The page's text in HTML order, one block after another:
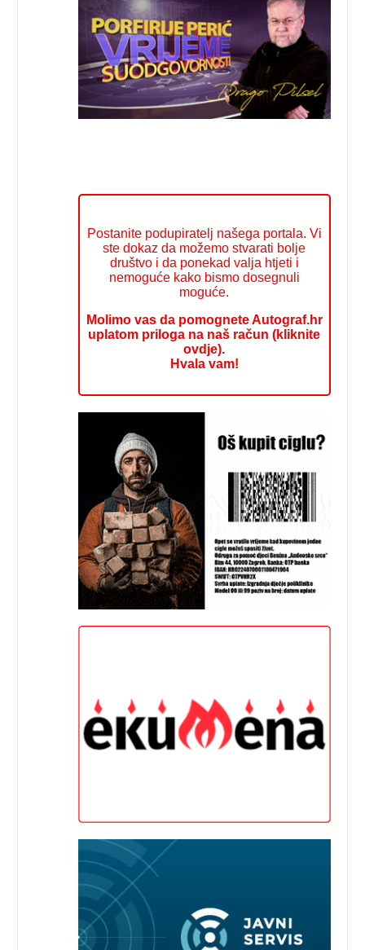
Postanite podupiratelj našega portala. Vi
ste dokaz da možemo stvarati bolje
društvo i da ponekad valja htjeti i
nemoguće kako bismo dosegnuli
moguće.
Molimo vas da pomognete Autograf.hr
uplatom priloga na naš račun (kliknite
ovdje).
Hvala vam!